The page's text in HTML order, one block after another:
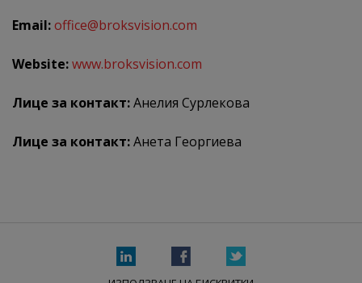
Email:office@broksvision.com
Website:www.broksvision.com
Лице за контакт:Анелия Сурлекова
Лице за контакт:Анета Георгиева